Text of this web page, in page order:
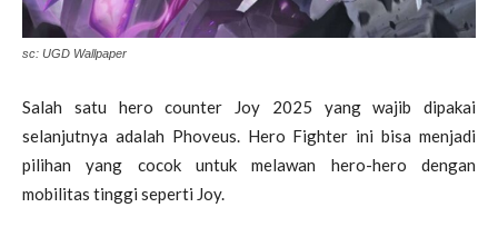
sc: UGD Wallpaper
Salah satu hero counter Joy 2025 yang wajib dipakai
selanjutnya adalah Phoveus. Hero Fighter ini bisa menjadi
pilihan yang cocok untuk melawan hero-hero dengan
mobilitas tinggi seperti Joy.